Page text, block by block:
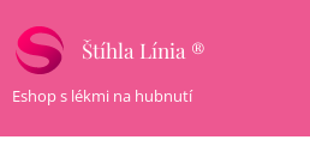
Štíhla Línia ®
Eshop s lékmi na hubnutí